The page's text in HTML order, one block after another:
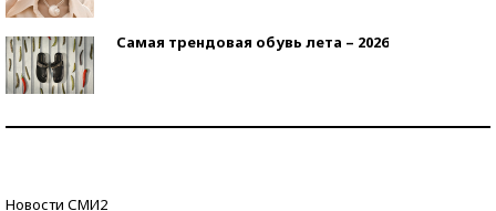
Самая трендовая обувь лета – 2026
Новости СМИ2